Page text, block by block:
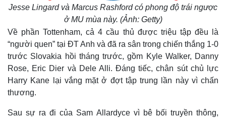
Jesse Lingard và Marcus Rashford có phong độ trái ngược
ở MU mùa này. (Ảnh: Getty)
Về phần Tottenham, cả 4 cầu thủ được triệu tập đều là
“người quen” tại ĐT Anh và đã ra sân trong chiến thắng 1-0
trước Slovakia hồi tháng trước, gồm Kyle Walker, Danny
Rose, Eric Dier và Dele Alli. Đáng tiếc, chân sút chủ lực
Harry Kane lại vắng mặt ở đợt tập trung lần này vì chấn
thương.
Sau sự ra đi của Sam Allardyce vì bê bối truyền thông,